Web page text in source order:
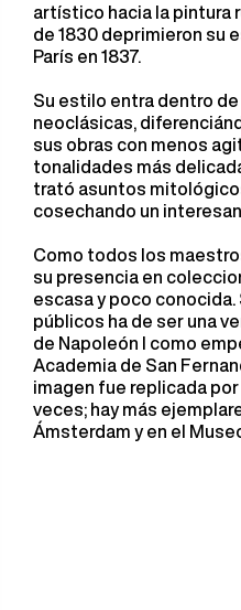
artístico hacia la pintura
de 1830 deprimieron su
París en 1837.
Su estilo entra dentro
neoclásicas,
sus obras con menos
tonalidades más
trató asuntos
cosechando un
Como todos los
su presencia en
escasa y poco conocida.
públicos ha de ser una
de Napoleón I como
Academia de San
imagen fue replicada
veces; hay más
Ámsterdam y en el